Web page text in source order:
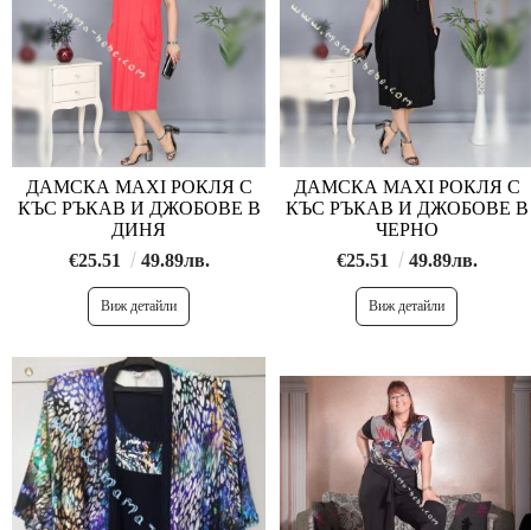
ДАМСКА MAXI РОКЛЯ С
КЪС РЪКАВ И ДЖОБОВЕ В
ДИНЯ
€25.51
49.89лв.
Виж детайли
ДАМСКА MAXI РОКЛЯ С
КЪС РЪКАВ И ДЖОБОВЕ В
ЧЕРНО
€25.51
49.89лв.
Виж детайли